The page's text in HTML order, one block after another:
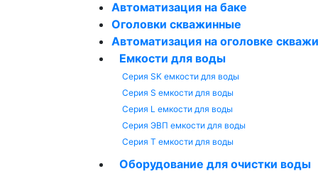
Автоматизация на баке
Оголовки скважинные
Автоматизация на оголовке
Емкости для воды
Серия SK емкости для воды
Серия S емкости для воды
Серия L емкости для воды
Серия ЭВП емкости для воды
Серия T емкости для воды
Оборудование для очистки воды